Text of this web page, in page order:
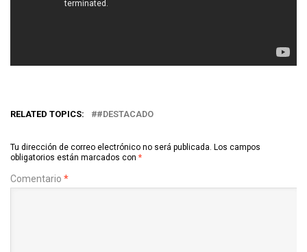
RELATED TOPICS: #DESTACADO
Tu dirección de correo electrónico no será publicada. Los campos
obligatorios están marcados con *
Comentario *